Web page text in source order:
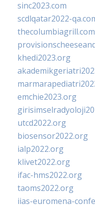
sinc2023.com
scdlqatar2022-
thecolumbiagrill.com
khedi2023.org
emchie2023.org
utcd2022.org
biosensor2022.org
ialp2022.org
klivet2022.org
ifac-hms2022.org
taoms2022.org
iias-euromena-